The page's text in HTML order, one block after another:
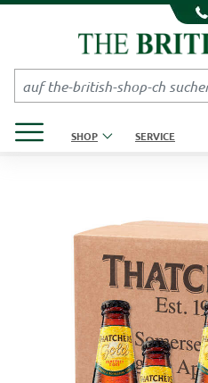
Kompletten Head der Seite
SHOP SERVICE